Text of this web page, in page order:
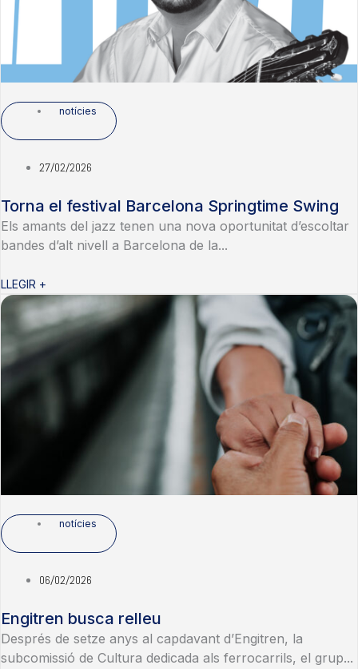
notícies
27/02/2026
Torna el festival Barcelona Springtime Swing
Els amants del jazz tenen una nova oportunitat d’escoltar
bandes d’alt nivell a Barcelona de la...
LLEGIR +
notícies
06/02/2026
Engitren busca relleu
Després de setze anys al capdavant d’Engitren, la
subcomissió de Cultura dedicada als ferrocarrils, el grup...